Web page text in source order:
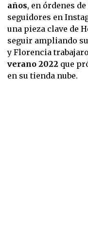
años, en órdenes
seguidores en
una pieza clave de
seguir ampliando
y Florencia
verano 2022 que
en su tienda nube.